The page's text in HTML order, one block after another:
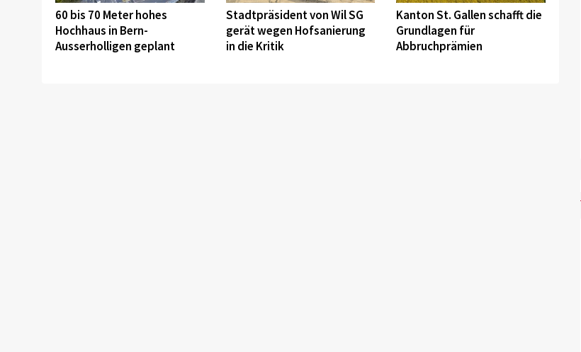
60 bis 70 Meter hohes
Hochhaus in Bern-
Ausserholligen geplant
Stadtpräsident von Wil SG
gerät wegen Hofsanierung
in die Kritik
Kanton St. Gallen schafft die
Grundlagen für
Abbruchprämien